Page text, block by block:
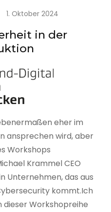
seinen
Lagebericht
zur
in
Deutschland
1. Oktober 2024
in der
eher im
ansprechen wird, aber
Workshops
Krammel CEO
Unternehmen, das aus
kommt.Ich
Workshopreihe